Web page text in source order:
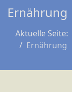
Ernährung
Aktuelle Seite:
Ernährung